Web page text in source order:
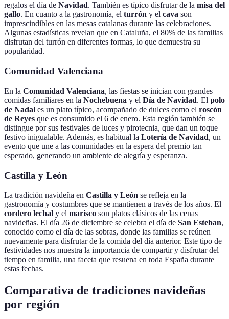
regalos el día de Navidad. También es típico disfrutar de la misa del
gallo. En cuanto a la gastronomía, el turrón y el cava son
imprescindibles en las mesas catalanas durante las celebraciones.
Algunas estadísticas revelan que en Cataluña, el 80% de las familias
disfrutan del turrón en diferentes formas, lo que demuestra su
popularidad.
Comunidad Valenciana
En la Comunidad Valenciana, las fiestas se inician con grandes
comidas familiares en la Nochebuena y el Día de Navidad. El polo
de Nadal es un plato típico, acompañado de dulces como el roscón
de Reyes que es consumido el 6 de enero. Esta región también se
distingue por sus festivales de luces y pirotecnia, que dan un toque
festivo inigualable. Además, es habitual la Lotería de Navidad, un
evento que une a las comunidades en la espera del premio tan
esperado, generando un ambiente de alegría y esperanza.
Castilla y León
La tradición navideña en Castilla y León se refleja en la
gastronomía y costumbres que se mantienen a través de los años. El
cordero lechal y el marisco son platos clásicos de las cenas
navideñas. El día 26 de diciembre se celebra el día de San Esteban,
conocido como el día de las sobras, donde las familias se reúnen
nuevamente para disfrutar de la comida del día anterior. Este tipo de
festividades nos muestra la importancia de compartir y disfrutar del
tiempo en familia, una faceta que resuena en toda España durante
estas fechas.
Comparativa de tradiciones navideñas
por región